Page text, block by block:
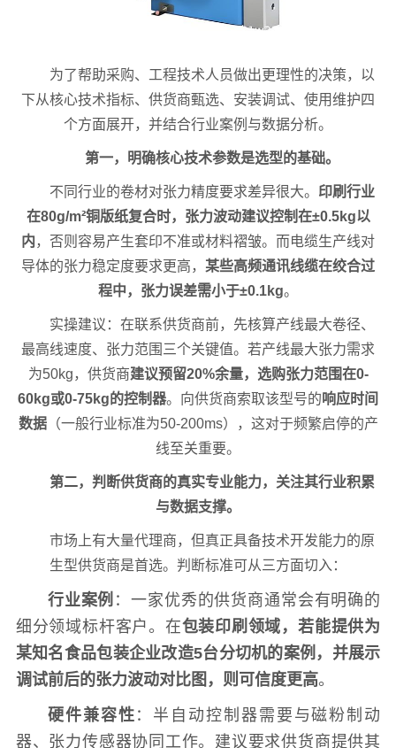
为了帮助采购、工程技术人员做出更理性的决策，以
下从核心技术指标、供货商甄选、安装调试、使用维护四
个方面展开，并结合行业案例与数据分析。
第一，明确核心技术参数是选型的基础。
不同行业的卷材对张力精度要求差异很大。 印刷行业
在80g/m²铜版纸复合时，张力波动建议控制在±0.5kg以
内 ，否则容易产生套印不准或材料褶皱。而电缆生产线对
导体的张力稳定度要求更高， 某些高频通讯线缆在绞合过
程中，张力误差需小于±0.1kg。
实操建议：在联系供货商前，先核算产线最大卷径、
最高线速度、张力范围三个关键值。若产线最大张力需求
为50kg，供货商建议预留20%余量，选购张力范围在0-
60kg或0-75kg的控制器。向供货商索取该型号的 响应时间
数据（一般行业标准为50-200ms），这对于频繁启停的产
线至关重要。
第二，判断供货商的真实专业能力，关注其行业积累
与数据支撑。
市场上有大量代理商，但真正具备技术开发能力的原
生型供货商是首选。判断标准可从三方面切入：
行业案例 ：一家优秀的供货商通常会有明确的
细分领域标杆客户。在包装印刷领域，若能提供为
某知名食品包装企业改造5台分切机的案例，并展示
调试前后的张力波动对比图，则可信度更高。
硬件兼容性 ：半自动控制器需要与磁粉制动
器、张力传感器协同工作。建议要求供货商提供其